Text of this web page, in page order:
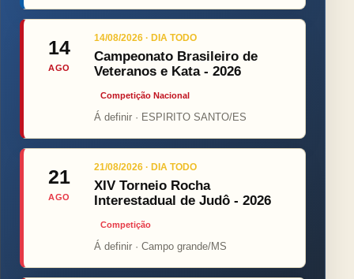
14
AGO
14/08/2026 · DIA TODO
Campeonato Brasileiro de
Veteranos e Kata - 2026
Competição Nacional
Á definir · ESPIRITO SANTO/ES
21
AGO
21/08/2026 · DIA TODO
XIV Torneio Rocha
Interestadual de Judô - 2026
Competição
Á definir · Campo grande/MS